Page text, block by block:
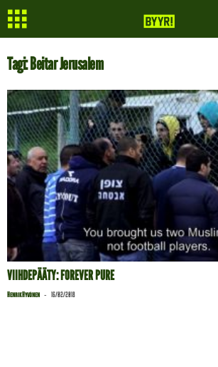
Tagi: Beitar Jerusalem
VIIHDEPÄÄTY: FOREVER PURE
Henrik Hyvönen - 16/02/2018